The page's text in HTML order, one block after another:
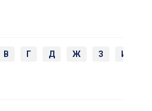
В Г Д Ж З И